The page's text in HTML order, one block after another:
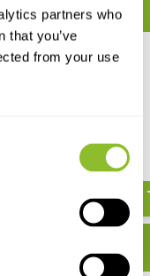
partners who
that you’ve
from your use
Meeuwen
€ 34,90